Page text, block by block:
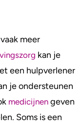
meer
kan je
een hulpverlener
je ondersteunen
medicijnen geven
Soms is een